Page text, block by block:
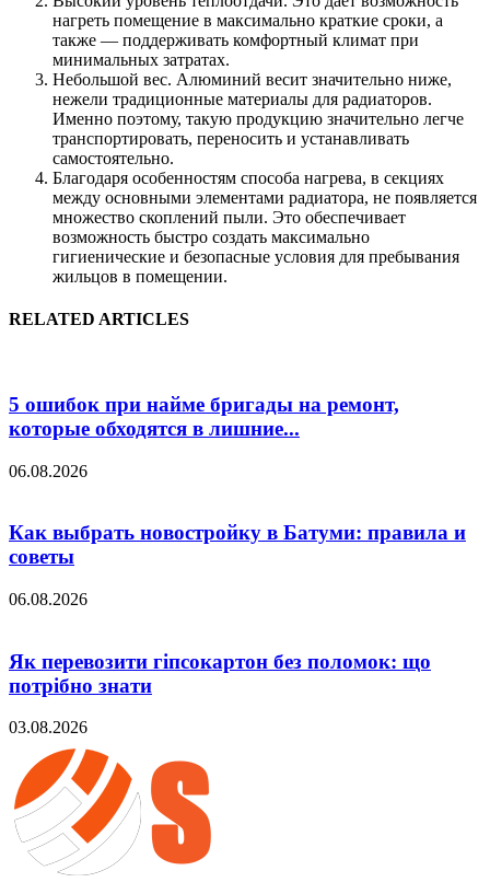
нагреть помещение в максимально краткие сроки, а
также — поддерживать комфортный климат при
минимальных затратах.
Небольшой вес. Алюминий весит значительно ниже,
нежели традиционные материалы для радиаторов.
Именно поэтому, такую продукцию значительно легче
транспортировать, переносить и устанавливать
самостоятельно.
Благодаря особенностям способа нагрева, в секциях
между основными элементами радиатора, не появляется
множество скоплений пыли. Это обеспечивает
возможность быстро создать максимально
гигиенические и безопасные условия для пребывания
жильцов в помещении.
RELATED ARTICLES
5 ошибок при найме бригады на ремонт,
которые обходятся в лишние...
06.08.2026
Как выбрать новостройку в Батуми: правила и
советы
06.08.2026
Як перевозити гіпсокартон без поломок: що
потрібно знати
03.08.2026